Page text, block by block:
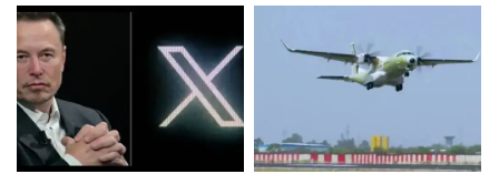
रौंदा, 4 की मौत